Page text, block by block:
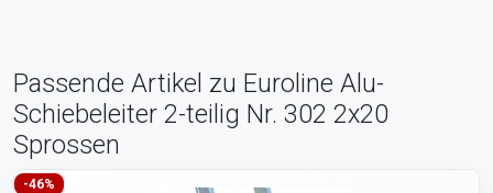
Passende Artikel zu Euroline Alu-
Schiebeleiter 2-teilig Nr. 302 2x20
Sprossen
-46%